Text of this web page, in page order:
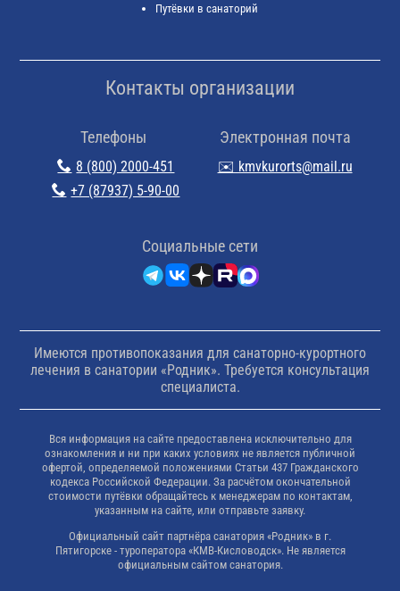
Путёвки в санаторий
Контакты организации
Телефоны
8 (800) 2000-451
+7 (87937) 5-90-00
Электронная почта
✉️ kmvkurorts@mail.ru
Cоциальные сети
Имеются противопоказания для санаторно-курортного
лечения в санатории «Родник». Требуется консультация
специалиста.
Вся информация на сайте предоставлена исключительно для
ознакомления и ни при каких условиях не является публичной
офертой, определяемой положениями Статьи 437 Гражданского
кодекса Российской Федерации. За расчётом окончательной
стоимости путёвки обращайтесь к менеджерам по контактам,
указанным на сайте, или отправьте заявку.
Официальный сайт партнёра санатория «Родник» в г.
Пятигорске - туроператора «КМВ-Кисловодск». Не является
официальным сайтом санатория.